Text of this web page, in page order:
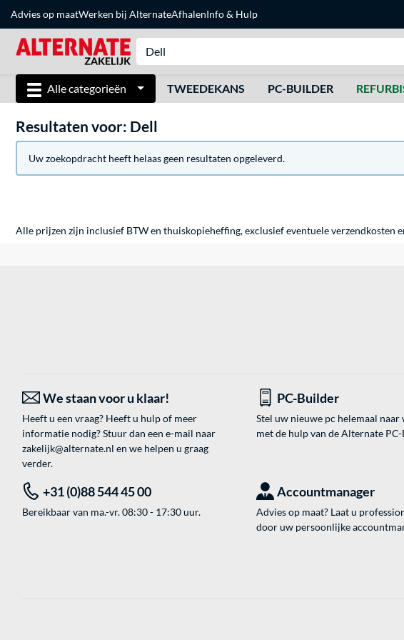
Advies op maatWerken bij AlternateAfhalenInfo & Hulp
Alle categorieën TWEEDEKANS PC-BUILDER
Resultaten voor: Dell
Uw zoekopdracht heeft helaas geen resultaten opgeleverd.
Alle prijzen zijn inclusief BTW en thuiskopieheffing, exclusief eventueleverzendkosten
We staan voor u klaar!
Heeft u een vraag? Heeft u hulp of meer
informatie nodig? Stuur dan een e-mail naar
zakelijk@alternate.nl en we helpen u graag
verder.
PC-Builder
Stel uw nieuwe pc helemaal naar
met de hulp van de Alternate
+31 (0)88 544 45 00
Bereikbaar van ma.-vr. 08:30 - 17:30 uur.
Accountmanager
Advies op maat? Laat u
door uw persoonlijke